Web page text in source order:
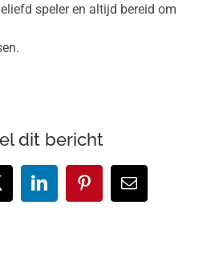
speler en altijd bereid om
dit bericht
LinkedInPinterest
E-
mail